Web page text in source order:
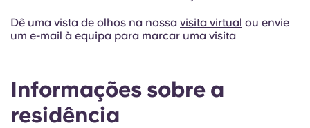
Informações sobre a
residência
Dê uma vista de olhos na nossa visita virtual ou envie
um e-mail à equipa para marcar uma visita